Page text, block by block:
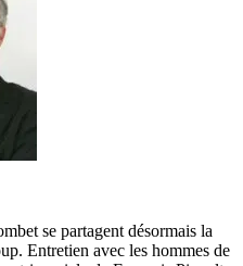
se partagent désormais la
Entretien avec les hommes de